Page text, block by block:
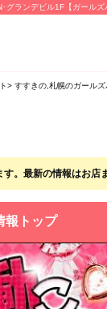
ランデビル1F【ガールズ
すすきの,札幌のガールズ
。最新の情報はお店
報トップ